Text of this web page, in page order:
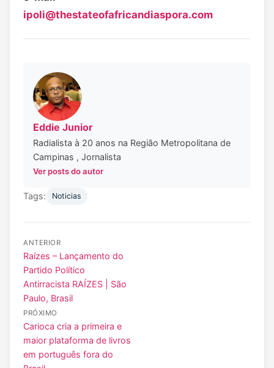
ipoli@thestateofafricandiaspora.com
Eddie Junior
Radialista à 20 anos na Região Metropolitana de
Campinas , Jornalista
Ver posts do autor
Tags: Noticias
ANTERIOR
Raízes – Lançamento do
Partido Político
Antirracista RAÍZES | São
Paulo, Brasil
PRÓXIMO
Carioca cria a primeira e
maior plataforma de livros
em português fora do